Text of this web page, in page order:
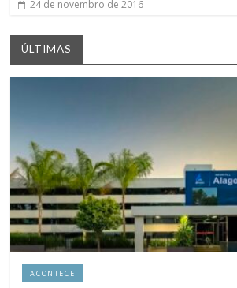
24 de novembro de 2016
ÚLTIMAS
ACONTECE